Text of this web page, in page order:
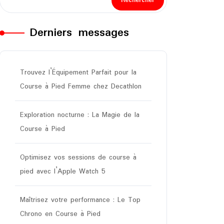
Derniers messages
Trouvez l’Équipement Parfait pour la
Course à Pied Femme chez Decathlon
Exploration nocturne : La Magie de la
Course à Pied
Optimisez vos sessions de course à
pied avec l’Apple Watch 5
Maîtrisez votre performance : Le Top
Chrono en Course à Pied